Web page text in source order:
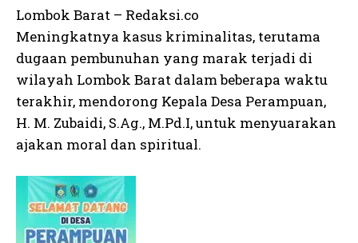
Lombok Barat – Redaksi.co
Meningkatnya kasus kriminalitas, terutama
dugaan pembunuhan yang marak terjadi di
wilayah Lombok Barat dalam beberapa waktu
terakhir, mendorong Kepala Desa Perampuan,
H. M. Zubaidi, S.Ag., M.Pd.I, untuk menyuarakan
ajakan moral dan spiritual.